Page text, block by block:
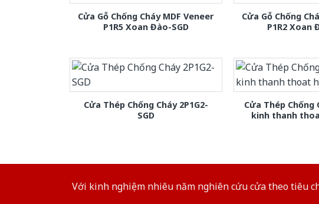
Cửa Gỗ Chống Cháy MDF Veneer
P1R5 Xoan Đào-SGD
Cửa Gỗ Chống
P1R2 Xoan
Cửa Thép Chống Cháy 2P1G2-
SGD
Cửa Thép Chống
kinh thanh
Với kinh nghiệm nhiêu năm nghiên cứu cửa theo tiêu